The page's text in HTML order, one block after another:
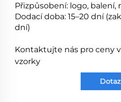
Přizpůsobení: logo, balení,
Dodací doba: 15–20 dní
dní)
Kontaktujte nás pro ceny
vzorky
Dotaz